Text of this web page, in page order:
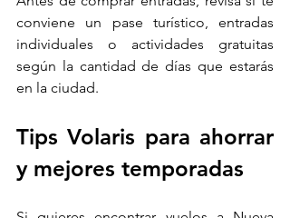
conviene un pase turístico, entradas
individuales o actividades gratuitas
según la cantidad de días que estarás
en la ciudad.
Tips Volaris para ahorrar
y mejores temporadas